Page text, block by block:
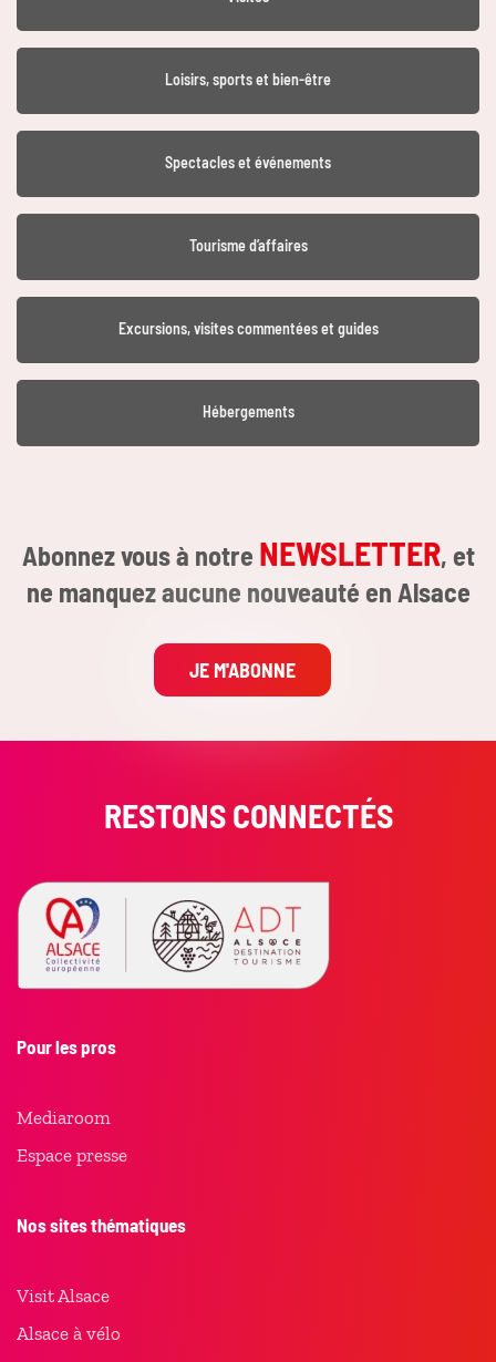
Loisirs, sports et bien-être
Spectacles et événements
Tourisme d’affaires
Excursions, visites commentées et guides
Hébergements
Abonnez vous à notre NEWSLETTER, et
ne manquez aucune nouveauté en Alsace
JE M'ABONNE
RESTONS CONNECTÉS
Pour les pros
Mediaroom
Espace presse
Nos sites thématiques
Visit Alsace
Alsace à vélo